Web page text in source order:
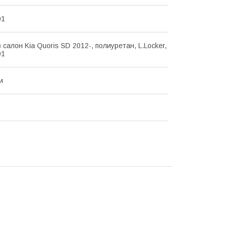
салон Kia Quoris SD 2012-, полиуретан, L.Locker,